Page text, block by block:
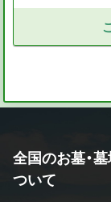
全国のお墓・
ついて